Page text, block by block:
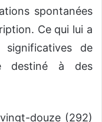
spontanées
Ce qui lui a
de
destiné à des
douze (292)